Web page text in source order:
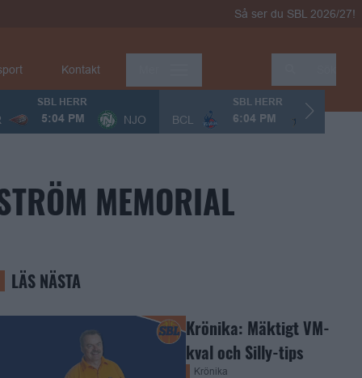
Så ser du SBL 2026/27!
Kontakt
SBL HERR
5:04 PM NJO
SBL HERR
BCL 6:04 PM
MEMORIAL
LÄS NÄSTA
Krönika: Mäktigt VM-
kval och Silly-tips
Krönika